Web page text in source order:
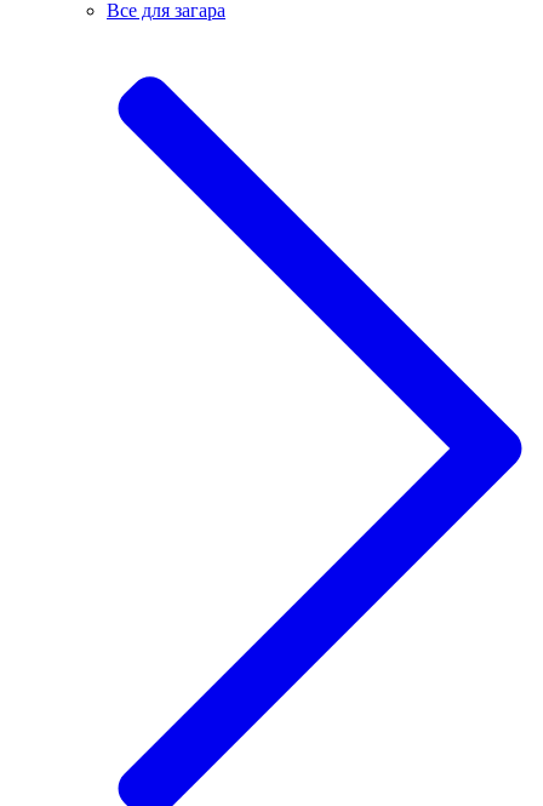
Все для загара